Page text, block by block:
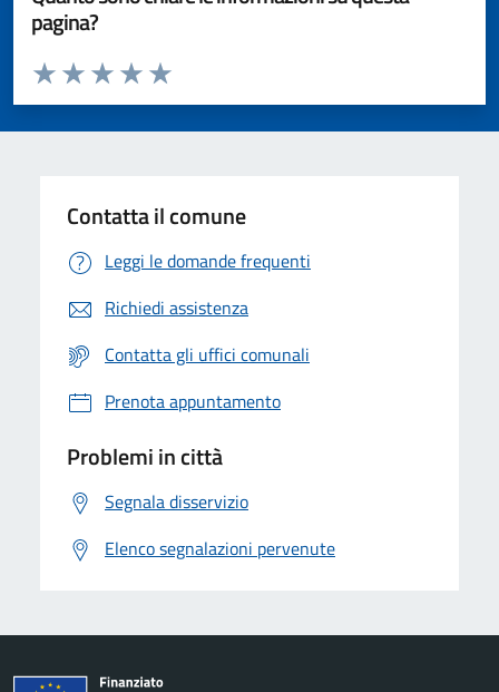
pagina?
Valuta da 1 a 5 stelle la pagina
Valuta 5 stelle su 5
Valuta 4 stelle su 5
Valuta 3 stelle su 5
Valuta 2 stelle su 5
Valuta 1 stelle su 5
Contatta il comune
Leggi le domande frequenti
Richiedi assistenza
Contatta gli uffici comunali
Prenota appuntamento
Problemi in città
Segnala disservizio
Elenco segnalazioni pervenute